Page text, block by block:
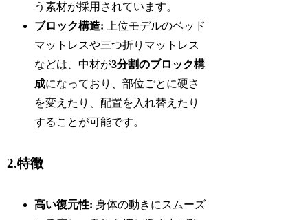
う素材が採用されています。
ブロック構造: 上位モデルのベッド
マットレスや三つ折りマットレス
などは、中材が3分割のブロック構
成になっており、部位ごとに硬さ
を変えたり、配置を入れ替えたり
することが可能です。
2.特徴
高い復元性: 身体の動きにスムーズ